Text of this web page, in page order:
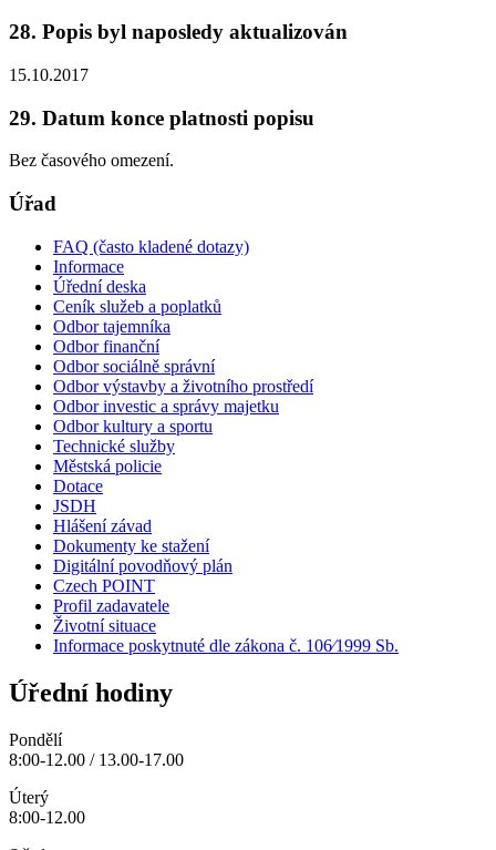
28. Popis byl naposledy aktualizován
15.10.2017
29. Datum konce platnosti popisu
Bez časového omezení.
Úřad
FAQ (často kladené dotazy)
Informace
Úřední deska
Ceník služeb a poplatků
Odbor tajemníka
Odbor finanční
Odbor sociálně správní
Odbor výstavby a životního prostředí
Odbor investic a správy majetku
Odbor kultury a sportu
Technické služby
Městská policie
Dotace
JSDH
Hlášení závad
Dokumenty ke stažení
Digitální povodňový plán
Czech POINT
Profil zadavatele
Životní situace
Informace poskytnuté dle zákona č. 106⁄1999 Sb.
Úřední hodiny
Pondělí
8:00-12.00 / 13.00-17.00
Úterý
8:00-12.00